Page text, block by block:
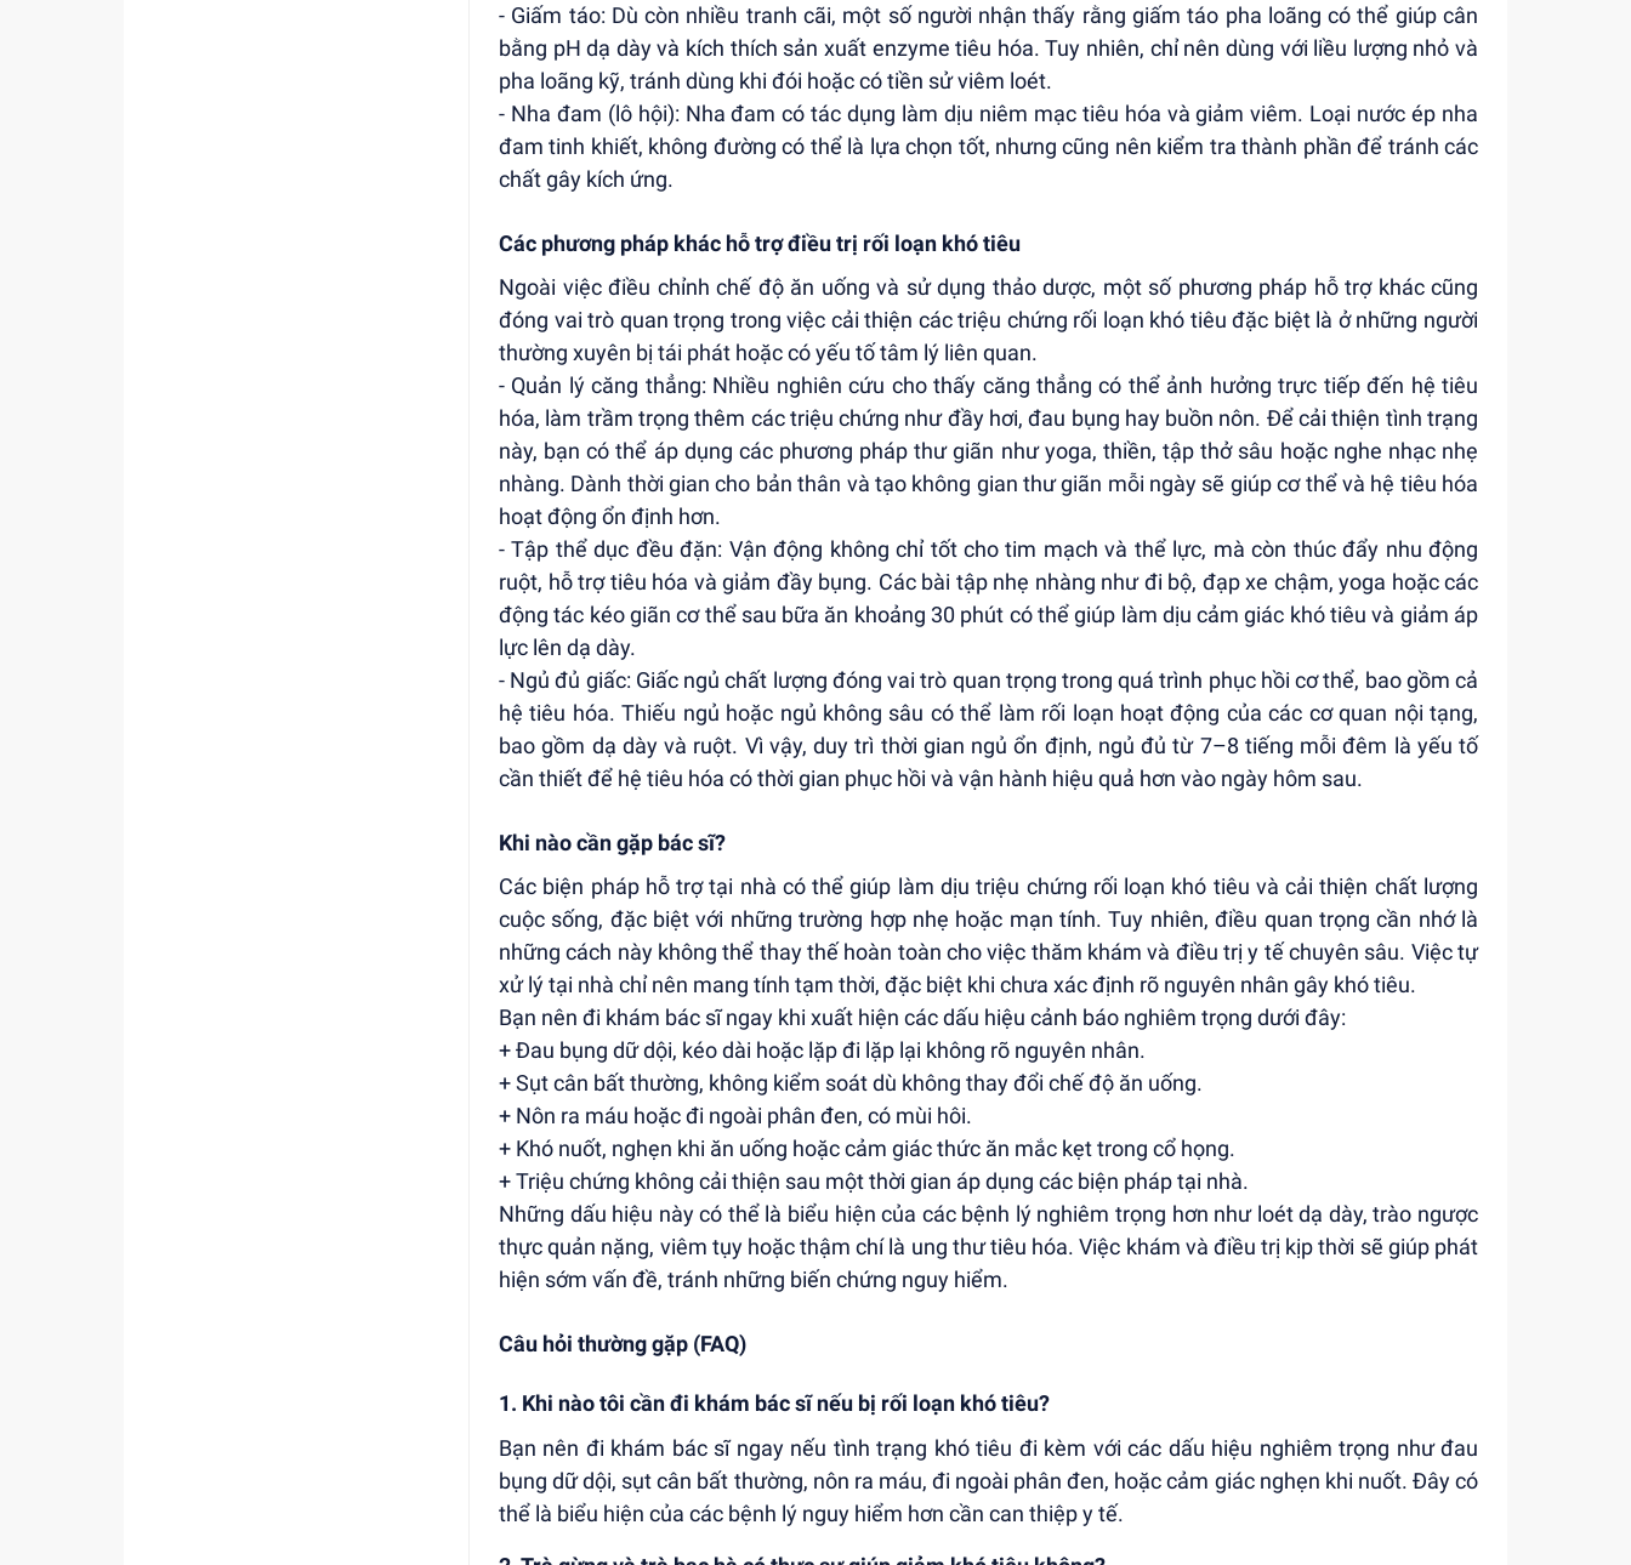
- Giấm táo: Dù còn nhiều tranh cãi, một số người nhận thấy rằng giấm táo pha loãng có thể giúp cân
bằng pH dạ dày và kích thích sản xuất enzyme tiêu hóa. Tuy nhiên, chỉ nên dùng với liều lượng nhỏ và
pha loãng kỹ, tránh dùng khi đói hoặc có tiền sử viêm loét.
- Nha đam (lô hội): Nha đam có tác dụng làm dịu niêm mạc tiêu hóa và giảm viêm. Loại nước ép nha
đam tinh khiết, không đường có thể là lựa chọn tốt, nhưng cũng nên kiểm tra thành phần để tránh các
chất gây kích ứng.
Các phương pháp khác hỗ trợ điều trị rối loạn khó tiêu
Ngoài việc điều chỉnh chế độ ăn uống và sử dụng thảo dược, một số phương pháp hỗ trợ khác cũng
đóng vai trò quan trọng trong việc cải thiện các triệu chứng rối loạn khó tiêu đặc biệt là ở những người
thường xuyên bị tái phát hoặc có yếu tố tâm lý liên quan.
- Quản lý căng thẳng: Nhiều nghiên cứu cho thấy căng thẳng có thể ảnh hưởng trực tiếp đến hệ tiêu
hóa, làm trầm trọng thêm các triệu chứng như đầy hơi, đau bụng hay buồn nôn. Để cải thiện tình trạng
này, bạn có thể áp dụng các phương pháp thư giãn như yoga, thiền, tập thở sâu hoặc nghe nhạc nhẹ
nhàng. Dành thời gian cho bản thân và tạo không gian thư giãn mỗi ngày sẽ giúp cơ thể và hệ tiêu hóa
hoạt động ổn định hơn.
- Tập thể dục đều đặn: Vận động không chỉ tốt cho tim mạch và thể lực, mà còn thúc đẩy nhu động
ruột, hỗ trợ tiêu hóa và giảm đầy bụng. Các bài tập nhẹ nhàng như đi bộ, đạp xe chậm, yoga hoặc các
động tác kéo giãn cơ thể sau bữa ăn khoảng 30 phút có thể giúp làm dịu cảm giác khó tiêu và giảm áp
lực lên dạ dày.
- Ngủ đủ giấc: Giấc ngủ chất lượng đóng vai trò quan trọng trong quá trình phục hồi cơ thể, bao gồm cả
hệ tiêu hóa. Thiếu ngủ hoặc ngủ không sâu có thể làm rối loạn hoạt động của các cơ quan nội tạng,
bao gồm dạ dày và ruột. Vì vậy, duy trì thời gian ngủ ổn định, ngủ đủ từ 7–8 tiếng mỗi đêm là yếu tố
cần thiết để hệ tiêu hóa có thời gian phục hồi và vận hành hiệu quả hơn vào ngày hôm sau.
Khi nào cần gặp bác sĩ?
Các biện pháp hỗ trợ tại nhà có thể giúp làm dịu triệu chứng rối loạn khó tiêu và cải thiện chất lượng
cuộc sống, đặc biệt với những trường hợp nhẹ hoặc mạn tính. Tuy nhiên, điều quan trọng cần nhớ là
những cách này không thể thay thế hoàn toàn cho việc thăm khám và điều trị y tế chuyên sâu. Việc tự
xử lý tại nhà chỉ nên mang tính tạm thời, đặc biệt khi chưa xác định rõ nguyên nhân gây khó tiêu.
Bạn nên đi khám bác sĩ ngay khi xuất hiện các dấu hiệu cảnh báo nghiêm trọng dưới đây:
+ Đau bụng dữ dội, kéo dài hoặc lặp đi lặp lại không rõ nguyên nhân.
+ Sụt cân bất thường, không kiểm soát dù không thay đổi chế độ ăn uống.
+ Nôn ra máu hoặc đi ngoài phân đen, có mùi hôi.
+ Khó nuốt, nghẹn khi ăn uống hoặc cảm giác thức ăn mắc kẹt trong cổ họng.
+ Triệu chứng không cải thiện sau một thời gian áp dụng các biện pháp tại nhà.
Những dấu hiệu này có thể là biểu hiện của các bệnh lý nghiêm trọng hơn như loét dạ dày, trào ngược
thực quản nặng, viêm tụy hoặc thậm chí là ung thư tiêu hóa. Việc khám và điều trị kịp thời sẽ giúp phát
hiện sớm vấn đề, tránh những biến chứng nguy hiểm.
Câu hỏi thường gặp (FAQ)
1. Khi nào tôi cần đi khám bác sĩ nếu bị rối loạn khó tiêu?
Bạn nên đi khám bác sĩ ngay nếu tình trạng khó tiêu đi kèm với các dấu hiệu nghiêm trọng như đau
bụng dữ dội, sụt cân bất thường, nôn ra máu, đi ngoài phân đen, hoặc cảm giác nghẹn khi nuốt. Đây có
thể là biểu hiện của các bệnh lý nguy hiểm hơn cần can thiệp y tế.